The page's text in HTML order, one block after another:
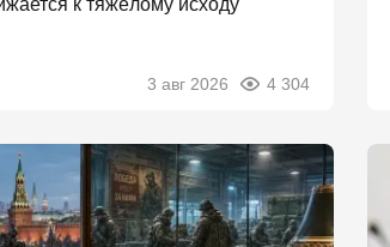
к тяжёлому исходу
3 авг 2026 4 304